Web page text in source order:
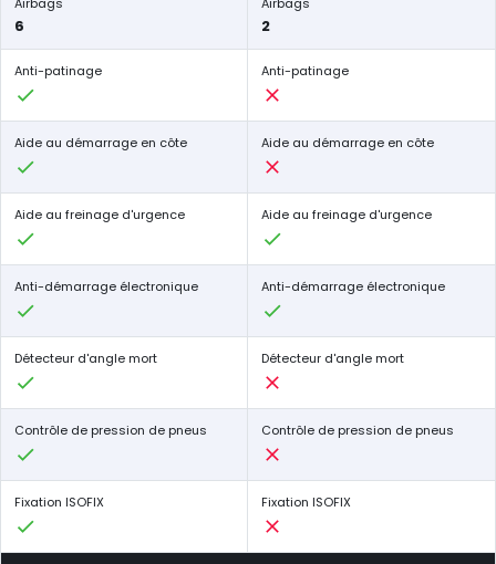
6 2
Anti-patinage Anti-patinage
Aide au démarrage en côte Aide au démarrage en côte
Aide au freinage d'urgence Aide au freinage d'urgence
Anti-démarrage électronique Anti-démarrage électronique
Détecteur d'angle mort Détecteur d'angle mort
Contrôle de pression de pneus Contrôle de pression de pneus
Fixation ISOFIX Fixation ISOFIX